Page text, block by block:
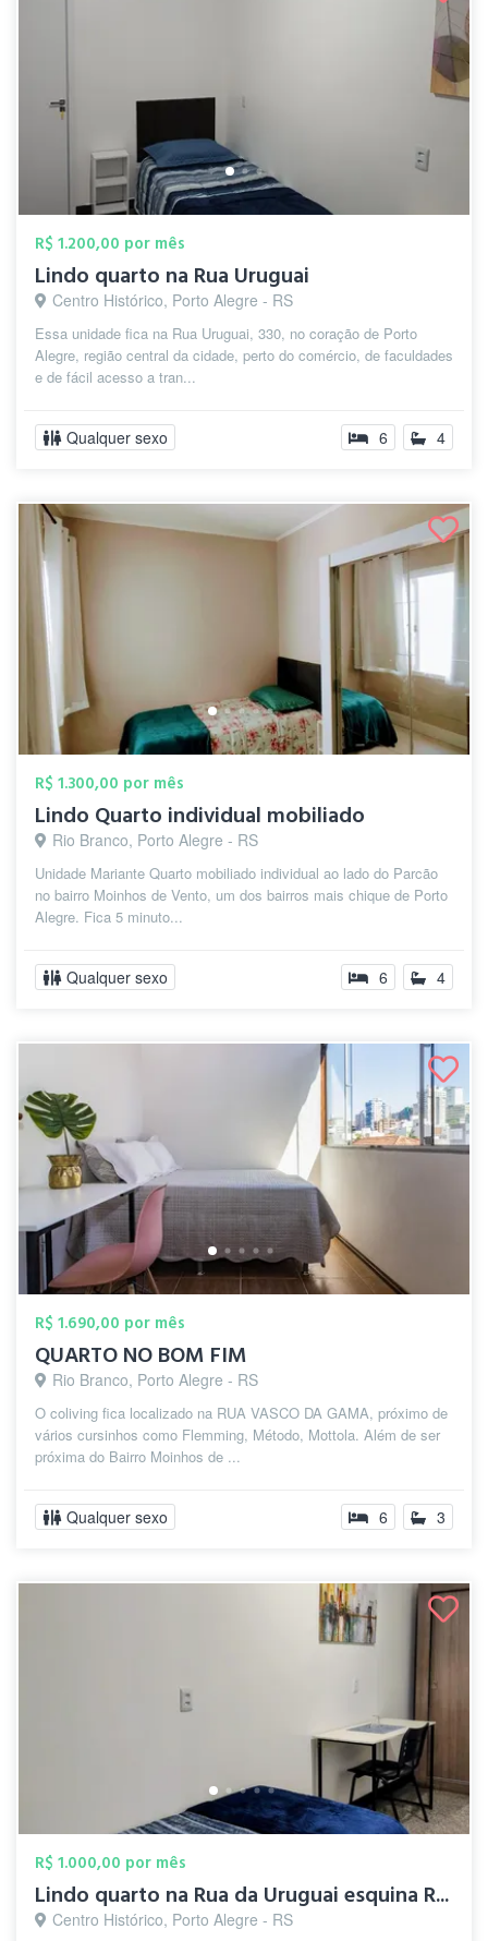
R$ 1.200,00 por mês
Lindo quarto na Rua Uruguai
Centro Histórico, Porto Alegre - RS
Essa unidade fica na Rua Uruguai, 330, no coração de Porto
Alegre, região central da cidade, perto do comércio, de faculdades
e de fácil acesso a tran...
Qualquer sexo 6 4
R$ 1.300,00 por mês
Lindo Quarto individual mobiliado
Rio Branco, Porto Alegre - RS
Unidade Mariante Quarto mobiliado individual ao lado do Parcão
no bairro Moinhos de Vento, um dos bairros mais chique de Porto
Alegre. Fica 5 minuto...
Qualquer sexo 6 4
R$ 1.690,00 por mês
QUARTO NO BOM FIM
Rio Branco, Porto Alegre - RS
O coliving fica localizado na RUA VASCO DA GAMA, próximo de
vários cursinhos como Flemming, Método, Mottola. Além de ser
próxima do Bairro Moinhos de ...
Qualquer sexo 6 3
R$ 1.000,00 por mês
Lindo quarto na Rua da Uruguai esquina R...
Centro Histórico, Porto Alegre - RS